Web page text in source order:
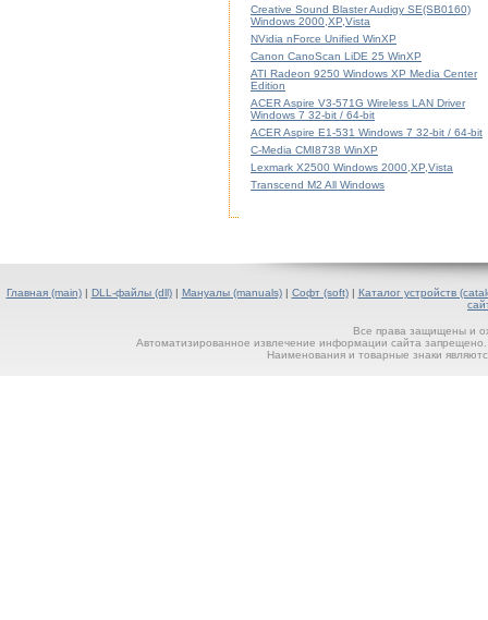
Creative Sound Blaster Audigy SE(SB0160)
Windows 2000,XP,Vista
NVidia nForce Unified WinXP
Canon CanoScan LiDE 25 WinXP
ATI Radeon 9250 Windows XP Media Center
Edition
ACER Aspire V3-571G Wireless LAN Driver
Windows 7 32-bit / 64-bit
ACER Aspire E1-531 Windows 7 32-bit / 64-bit
C-Media CMI8738 WinXP
Lexmark X2500 Windows 2000,XP,Vista
Transcend M2 All Windows
Главная (main)| DLL-файлы (dll)| Мануалы (manuals)| Софт (soft)|
Каталог устройств
Все права защищены и
Автоматизированное извлечение информации сайта
Наименования и товарные знаки